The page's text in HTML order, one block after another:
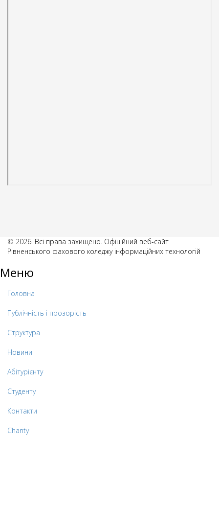
© 2026. Всі права захищено. Офіційний веб-сайт
Рівненського фахового коледжу інформаційних технологій
Меню
Головна
Публічність і прозорість
Структура
Новини
Абітурієнту
Студенту
Контакти
Charity